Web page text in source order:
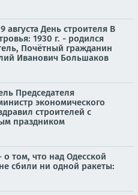
День строителя В
1930 г. - родился
Почётный гражданин
Иванович Большаков
Председателя
экономического
строителей с
праздником
том, что над Одесской
сбили ни одной ракеты: